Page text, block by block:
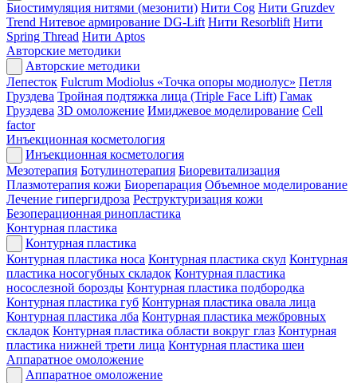
Биостимуляция нитями (мезонити) Нити Cog Нити Gruzdev
Trend Нитевое армирование DG-Lift Нити Resorblift Нити
Spring Thread Нити Aptos
Авторские методики
Авторские методики
Лепесток Fulcrum Modiolus «Точка опоры модиолус» Петля
Груздева Тройная подтяжка лица (Triple Face Lift) Гамак
Груздева 3D омоложение Имиджевое моделирование Cell
factor
Инъекционная косметология
Инъекционная косметология
Мезотерапия Ботулинотерапия Биоревитализация
Плазмотерапия кожи Биорепарация Объемное моделирование
Лечение гипергидроза Реструктуризация кожи
Безоперационная ринопластика
Контурная пластика
Контурная пластика
Контурная пластика носа Контурная пластика скул Контурная
пластика носогубных складок Контурная пластика
носослезной борозды Контурная пластика подбородка
Контурная пластика губ Контурная пластика овала лица
Контурная пластика лба Контурная пластика межбровных
складок Контурная пластика области вокруг глаз Контурная
пластика нижней трети лица Контурная пластика шеи
Аппаратное омоложение
Аппаратное омоложение